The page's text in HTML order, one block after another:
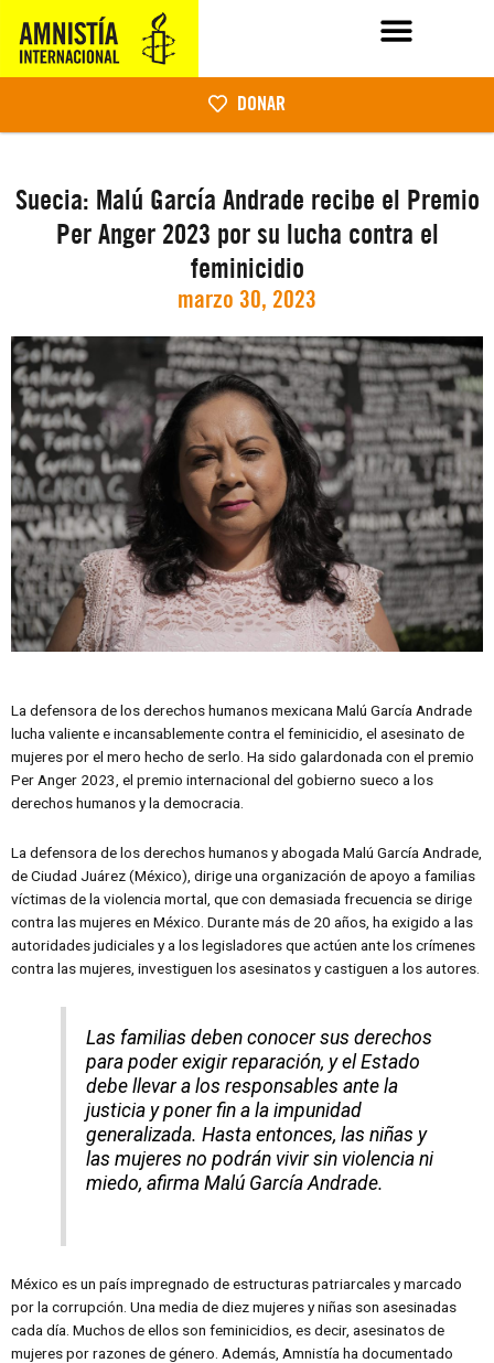
DONAR
Suecia: Malú García Andrade recibe el Premio
Per Anger 2023 por su lucha contra el
feminicidio
marzo 30, 2023
La defensora de los derechos humanos mexicana Malú García Andrade
lucha valiente e incansablemente contra el feminicidio, el asesinato de
mujeres por el mero hecho de serlo. Ha sido galardonada con el premio
Per Anger 2023, el premio internacional del gobierno sueco a los
derechos humanos y la democracia.
La defensora de los derechos humanos y abogada Malú García Andrade,
de Ciudad Juárez (México), dirige una organización de apoyo a familias
víctimas de la violencia mortal, que con demasiada frecuencia se dirige
contra las mujeres en México. Durante más de 20 años, ha exigido a las
autoridades judiciales y a los legisladores que actúen ante los crímenes
contra las mujeres, investiguen los asesinatos y castiguen a los autores.
Las familias deben conocer sus derechos
para poder exigir reparación, y el Estado
debe llevar a los responsables ante la
justicia y poner fin a la impunidad
generalizada. Hasta entonces, las niñas y
las mujeres no podrán vivir sin violencia ni
miedo, afirma Malú García Andrade.
México es un país impregnado de estructuras patriarcales y marcado
por la corrupción. Una media de diez mujeres y niñas son asesinadas
cada día. Muchos de ellos son feminicidios, es decir, asesinatos de
mujeres por razones de género. Además, Amnistía ha documentado